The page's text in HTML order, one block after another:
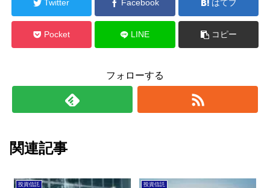
Twitter Facebook はてブ
Pocket LINE コピー
フォローする
関連記事
投資信託 投資信託